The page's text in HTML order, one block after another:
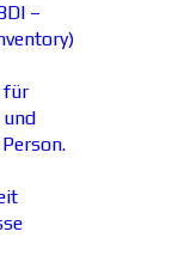
–
für
und